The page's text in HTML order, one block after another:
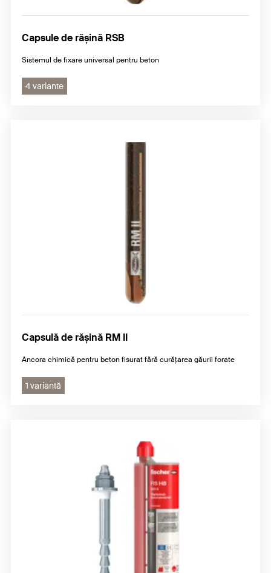
Capsule de rășină RSB
Sistemul de fixare universal pentru beton
4 variante
Capsulă de rășină RM II
Ancora chimică pentru beton fisurat fără curățarea găurii forate
1 variantă